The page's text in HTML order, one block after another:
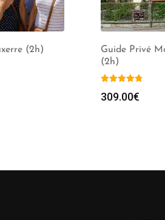
(2h)
Guide Privé
(2h)
309.00€